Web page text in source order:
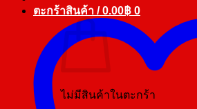
ตะกร้าสินค้า /0.00฿ 0
ไม่มีสินค้าในตะกร้า